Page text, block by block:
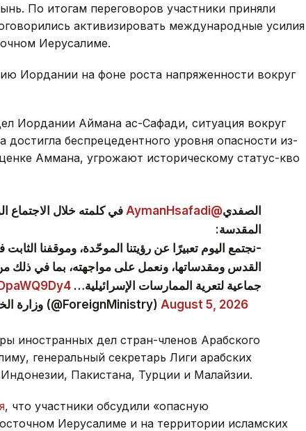
По итогам переговоров участники приняли
активизировать международные усилия
Иерусалиме.
Иордании на фоне роста напряженности вокруг
Иордании Аймана ас-Сафади, ситуация вокруг
беспрецедентного уровня опасности из-
Аммана, угрожают историческому статус-кво
الصفدي@AymanHsafadi
في كلمته خلال الاجتماع
المقدسة:
-نجتمع اليوم تعبيرًا عن رؤيتنا الموحّدة، وموقفنا
القدس ومقدساتها، ونعمل على مواجهته، بما في
جماعية لتعرية الممارسات الإسرائيلية…
— وزارة الخارجية وشؤون المغتربين الأردنية (@ForeignMinistry) August 5, 2026
иностранных дел стран-членов Арабского
генеральный секретарь Лиги арабских
Пакистана, Турции и Малайзии.
, что участники обсудили «опасную
Иерусалиме и на территории исламских